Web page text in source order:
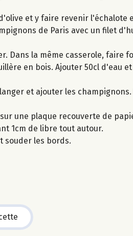
et y faire revenir l'échalote
de Paris avec un filet
Dans la même casserole, faire
en bois. Ajouter 50cl d'eau
et ajouter les
une plaque recouverte de
1cm de libre tout autour.
souder les bords.